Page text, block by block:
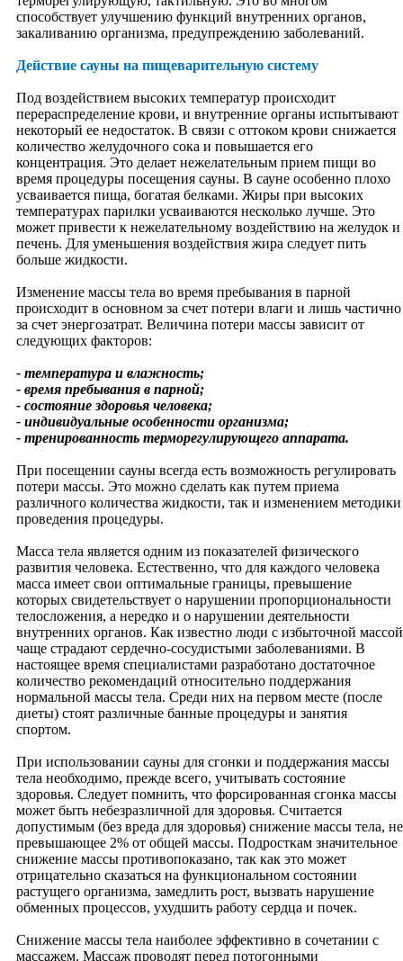
Диеты для похудения
Советы по здоровому питанию
Продукты питания
Ягоды
Разные продукты
Продукты коровы
Продукты пчеловодства
Пряности, травы, растения
Семья
Мамам
Папам
Детям
Всякие всячины
Загадки
Истории и легенды
Мультфильмы
Сказки
Школьникам
Психология супружества
Воспитание детей
Отношения в роду
Рекомендации
Творим с детьми
Дом
Интерьерный дизайн
Ландшафтный дизайн
Домашние питомцы
Комнатные цветы
Сад, огород
Отдых
Кафе
Кино
Театры
Фестивали
Развлечения
Акции
Телевидение
Новости
Путешествия
Новости
Места силы
Эко-туризм
Горы и пещеры
Города и страны
Памятники культуры
Места паломничества
Реки, озёра, водопады
Оздоровительный туризм
Видеотека путешествий
Советы путешественникам
Книги
способствует улучшению функций внутренних органов,
закаливанию организма, предупреждению заболеваний.
Действие сауны на пищеварительную систему
Под воздействием высоких температур происходит
перераспределение крови, и внутренние органы испытывают
некоторый ее недостаток. В связи с оттоком крови снижается
количество желудочного сока и повышается его
концентрация. Это делает нежелательным прием пищи во
время процедуры посещения сауны. В сауне особенно плохо
усваивается пища, богатая белками. Жиры при высоких
температурах парилки усваиваются несколько лучше. Это
может привести к нежелательному воздействию на желудок и
печень. Для уменьшения воздействия жира следует пить
больше жидкости.
Изменение массы тела во время пребывания в парной
происходит в основном за счет потери влаги и лишь частично
за счет энергозатрат. Величина потери массы зависит от
следующих факторов:
- температура и влажность;
- время пребывания в парной;
- состояние здоровья человека;
- индивидуальные особенности организма;
- тренированность терморегулирующего аппарата.
При посещении сауны всегда есть возможность регулировать
потери массы. Это можно сделать как путем приема
различного количества жидкости, так и изменением методики
проведения процедуры.
Масса тела является одним из показателей физического
развития человека. Естественно, что для каждого человека
масса имеет свои оптимальные границы, превышение
которых свидетельствует о нарушении пропорциональности
телосложения, а нередко и о нарушении деятельности
внутренних органов. Как известно люди с избыточной массой
чаще страдают сердечно-сосудистыми заболеваниями. В
настоящее время специалистами разработано достаточное
количество рекомендаций относительно поддержания
нормальной массы тела. Среди них на первом месте (после
диеты) стоят различные банные процедуры и занятия
спортом.
При использовании сауны для сгонки и поддержания массы
тела необходимо, прежде всего, учитывать состояние
здоровья. Следует помнить, что форсированная сгонка массы
может быть небезразличной для здоровья. Считается
допустимым (без вреда для здоровья) снижение массы тела, не
превышающее 2% от общей массы. Подросткам значительное
снижение массы противопоказано, так как это может
отрицательно сказаться на функциональном состоянии
растущего организма, замедлить рост, вызвать нарушение
обменных процессов, ухудшить работу сердца и почек.
Снижение массы тела наиболее эффективно в сочетании с
массажем. Массаж проводят перед потогонными